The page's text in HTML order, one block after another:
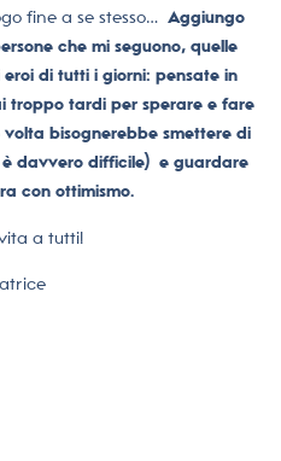
fine a se stesso… Aggiungo
che mi seguono, quelle
di tutti i giorni: pensate in
troppo tardi per sperare e fare
bisognerebbe smettere di
è davvero difficile) e guardare
con ottimismo.
a tutti!